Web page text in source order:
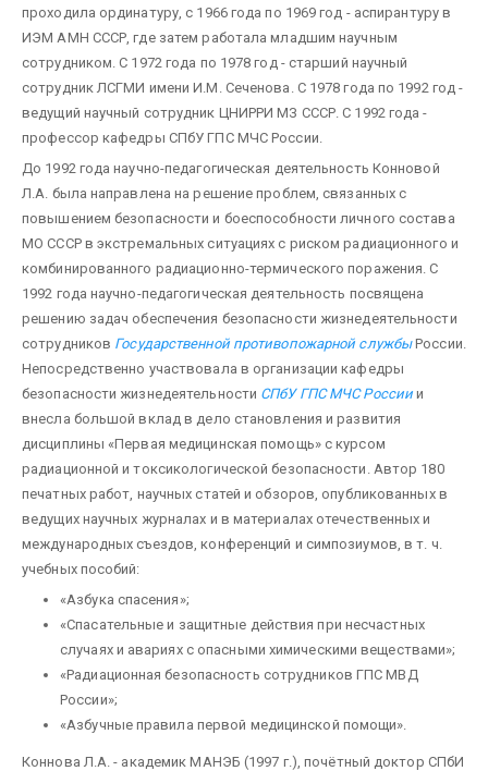
проходила ординатуру, с 1966 года по 1969 год - аспирантуру в
ИЭМ АМН СССР, где затем работала младшим научным
сотрудником. С 1972 года по 1978 год - старший научный
сотрудник ЛСГМИ имени И.М. Сеченова. С 1978 года по 1992 год -
ведущий научный сотрудник ЦНИРРИ МЗ СССР. С 1992 года -
профессор кафедры СПбУ ГПС МЧС России.
До 1992 года научно-педагогическая деятельность Конновой
Л.А. была направлена на решение проблем, связанных с
повышением безопасности и боеспособности личного состава
МО СССР в экстремальных ситуациях с риском радиационного и
комбинированного радиационно-термического поражения. С
1992 года научно-педагогическая деятельность посвящена
решению задач обеспечения безопасности жизнедеятельности
сотрудников Государственной противопожарной службыРоссии.
Непосредственно участвовала в организации кафедры
безопасности жизнедеятельности СПбУ ГПС МЧС Россиии
внесла большой вклад в дело становления и развития
дисциплины «Первая медицинская помощь» с курсом
радиационной и токсикологической безопасности. Автор 180
печатных работ, научных статей и обзоров, опубликованных в
ведущих научных журналах и в материалах отечественных и
международных съездов, конференций и симпозиумов, в т. ч.
учебных пособий:
«Азбука спасения»;
«Спасательные и защитные действия при несчастных
случаях и авариях с опасными химическими веществами»;
«Радиационная безопасность сотрудников ГПС МВД
России»;
«Азбучные правила первой медицинской помощи».
Коннова Л.А. - академик МАНЭБ (1997 г.), почётный доктор СПбИ